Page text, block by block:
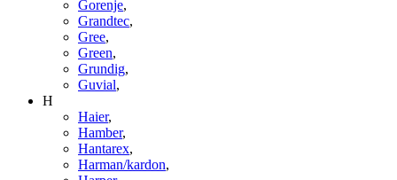
Gorenje,
Grandtec,
Gree,
Green,
Grundig,
Guvial,
H
Haier,
Hamber,
Hantarex,
Harman/kardon,